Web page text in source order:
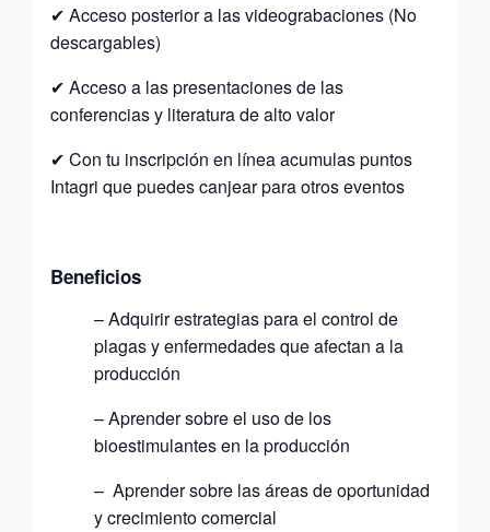
✔ ​Acceso posterior a las videograbaciones (No
descargables)
✔ ​Acceso a las presentaciones de las
conferencias y literatura de alto valor
✔ ​Con tu inscripción en línea acumulas puntos
Intagri que puedes canjear para otros eventos
Beneficios
– Adquirir estrategias para el control de
plagas y enfermedades que afectan a la
producción
– Aprender sobre el uso de los
bioestimulantes en la producción
– Aprender sobre las áreas de oportunidad
y crecimiento comercial